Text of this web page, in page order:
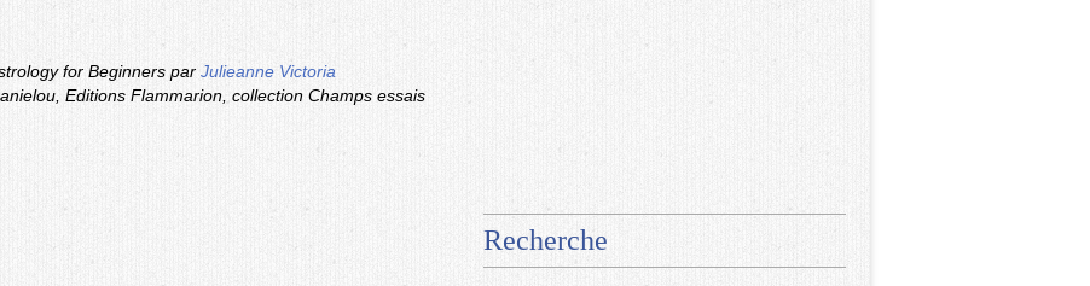
for Beginners par Julieanne Victoria
Editions Flammarion, collection Champs essais
Recherche